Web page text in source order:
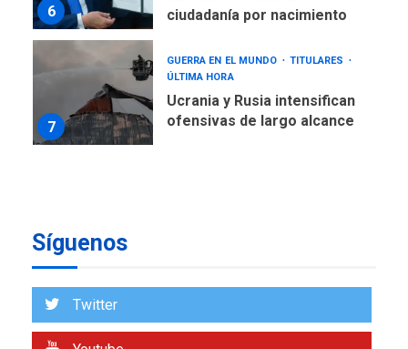
6
ciudadanía por nacimiento
7
GUERRA EN EL MUNDO
TITULARES
ÚLTIMA HORA
Ucrania y Rusia intensifican
ofensivas de largo alcance
1
De la Espriella asumirá
Síguenos
Twitter